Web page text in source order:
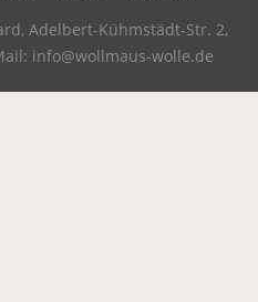
Adelbert-Kühmstädt-Str. 2,
info@wollmaus-wolle.de